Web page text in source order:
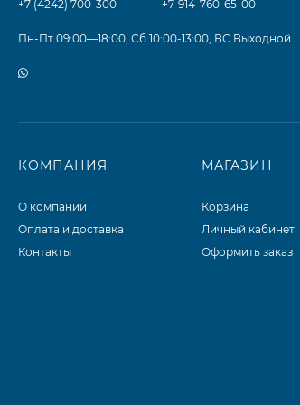
+7 (4242) 700-300 +7-914-760-65-00
Пн-Пт 09:00—18:00, Сб 10:00-13:00, ВС Выходной
КОМПАНИЯ
О компании
Оплата и доставка
Контакты
МАГАЗИН
Корзина
Личный кабинет
Оформить заказ